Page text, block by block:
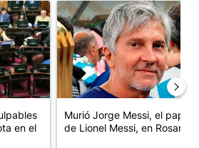
con el título "La Rosada busca
en el
Un artículo de tendencia con
Murió Jorge Messi, el papá
de Lionel Messi, en Rosario